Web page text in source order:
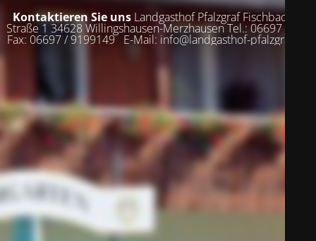
Kontaktieren Sie uns Landgasthof Pfalzgraf Fischbacher
Straße 1 34628 Willingshausen-Merzhausen Tel.: 06697 / 555
Fax: 06697 / 9199149 E-Mail: info@landgasthof-pfalzgraf.de